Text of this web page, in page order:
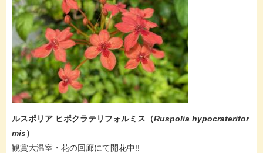
ルスポリア ヒポクラテリフォルミス （Ruspolia hypocraterifor
mis）
観賞大温室・花の回廊にて開花中!!